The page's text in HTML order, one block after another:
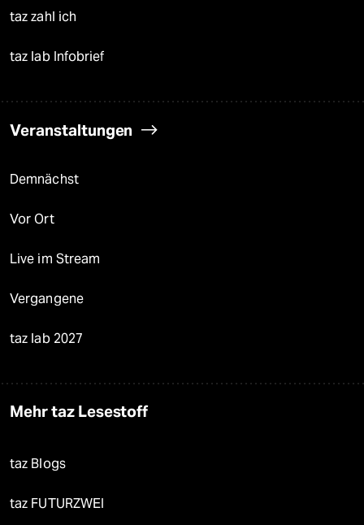
taz zahl ich
taz lab Infobrief
Veranstaltungen
Demnächst
Vor Ort
Live im Stream
Vergangene
taz lab 2027
Mehr taz Lesestoff
taz Blogs
taz FUTURZWEI